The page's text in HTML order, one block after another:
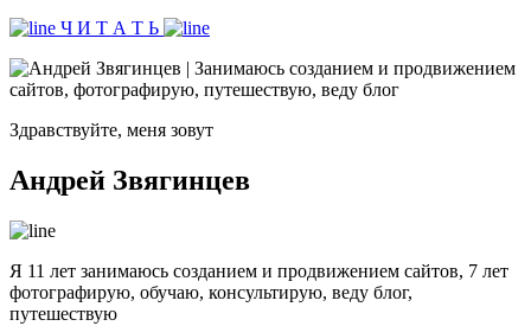
Ч И Т А Т Ь
Здравствуйте, меня зовут
Андрей Звягинцев
Я 11 лет занимаюсь созданием и продвижением сайтов, 7 лет
фотографирую, обучаю, консультирую, веду блог,
путешествую